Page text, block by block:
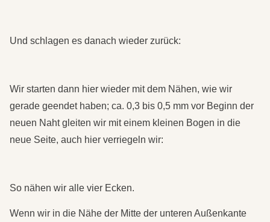
Und schlagen es danach wieder zurück:
Wir starten dann hier wieder mit dem Nähen, wie wir
gerade geendet haben; ca. 0,3 bis 0,5 mm vor Beginn der
neuen Naht gleiten wir mit einem kleinen Bogen in die
neue Seite, auch hier verriegeln wir:
So nähen wir alle vier Ecken.
Wenn wir in die Nähe der Mitte der unteren Außenkante